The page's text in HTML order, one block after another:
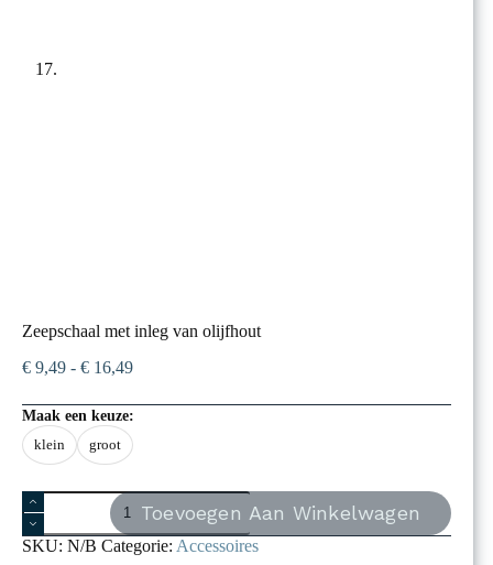
Zeepschaal met inleg van olijfhout
€ 9,49 - € 16,49Prijsklasse:
tot
€ 16,49
Maak een keuze:
klein
groot
Zeepschaal
met
inleg
van
Toevoegen Aan Winkelwagen
SKU: N/B Categorie: Accessoires